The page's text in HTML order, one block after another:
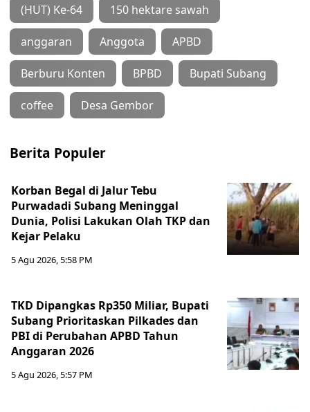
(HUT) Ke-64 150 hektare sawah
anggaran Anggota APBD
Berburu Konten BPBD Bupati Subang
coffee Desa Gembor
Berita Populer
Korban Begal di Jalur Tebu
Purwadadi Subang Meninggal
Dunia, Polisi Lakukan Olah TKP dan
Kejar Pelaku
5 Agu 2026, 5:58 PM
TKD Dipangkas Rp350 Miliar, Bupati
Subang Prioritaskan Pilkades dan
PBI di Perubahan APBD Tahun
Anggaran 2026
5 Agu 2026, 5:57 PM